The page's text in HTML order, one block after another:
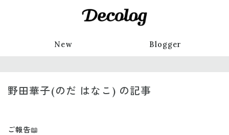
New Blogger
野田華子(のだ はなこ) の記事
ご報告📖